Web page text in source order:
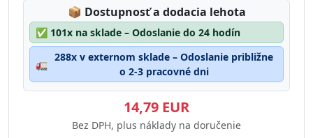
📦 Lagerstatus:
Dostupnosť a dodacia lehota
✅ 101x na sklade – Odoslanie do 24 hodín
🚛
288x v externom sklade – Odoslanie približne
o 2-3 pracovné dni
14,79 EUR
Bez DPH, plus náklady na doručenie